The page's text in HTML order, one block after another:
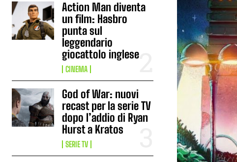
Action Man diventa
un film: Hasbro
punta sul
leggendario
giocattolo inglese
CINEMA
God of War: nuovi
recast per la serie TV
dopo l’addio di Ryan
Hurst a Kratos
SERIE TV